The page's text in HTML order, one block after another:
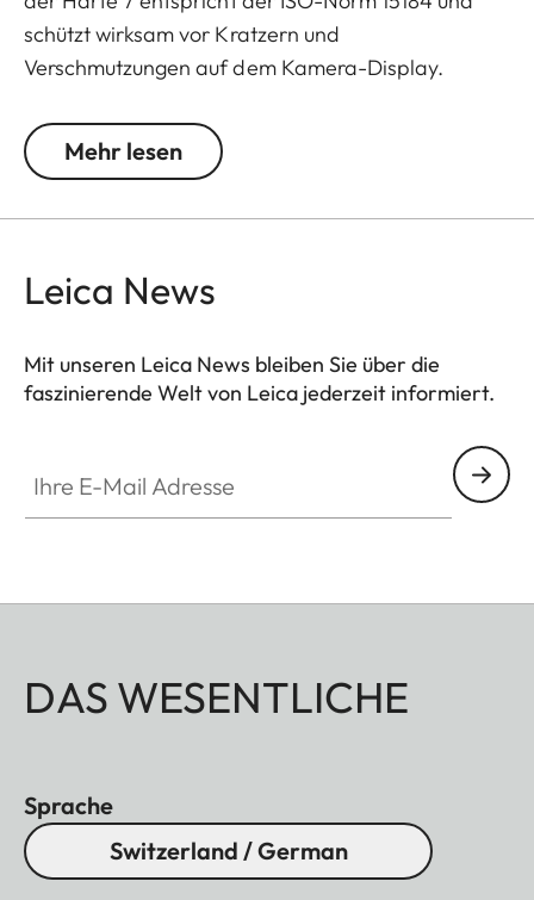
schützt wirksam vor Kratzern und
Verschmutzungen auf dem Kamera-Display.
selbst bei hellem Licht eine kontrastreiche
Bilddarstellung ohne störende Spiegelungen zu.
Mehr lesen
Leica News
Mit unseren Leica News bleiben Sie über die
faszinierende Welt von Leica jederzeit informiert.
DAS WESENTLICHE
Sprache
Switzerland / German